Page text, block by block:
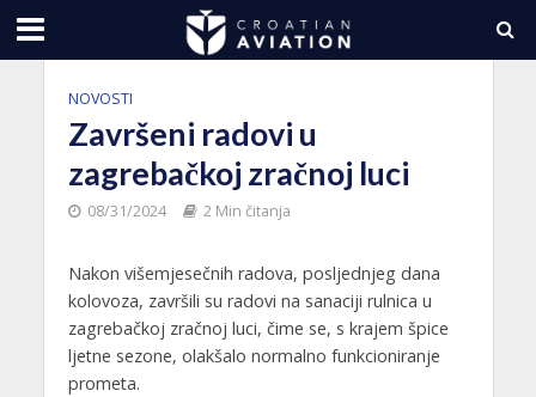
NOVOSTI
Završeni radovi u
zagrebačkoj zračnoj luci
08/31/2024 2 Min čitanja
Nakon višemjesečnih radova, posljednjeg dana
kolovoza, završili su radovi na sanaciji rulnica u
zagrebačkoj zračnoj luci, čime se, s krajem špice
ljetne sezone, olakšalo normalno funkcioniranje
prometa.